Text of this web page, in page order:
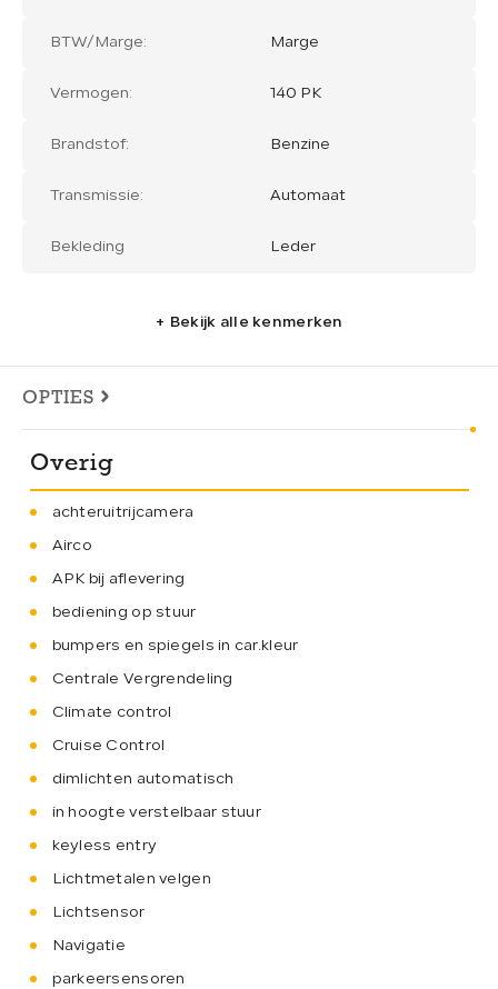
BTW/Marge: Marge
Vermogen: 140 PK
Brandstof: Benzine
Transmissie: Automaat
Bekleding Leder
+ Bekijk alle kenmerken
OPTIES
Overig
achteruitrijcamera
Airco
APK bij aflevering
bediening op stuur
bumpers en spiegels in car.kleur
Centrale Vergrendeling
Climate control
Cruise Control
dimlichten automatisch
in hoogte verstelbaar stuur
keyless entry
Lichtmetalen velgen
Lichtsensor
Navigatie
parkeersensoren